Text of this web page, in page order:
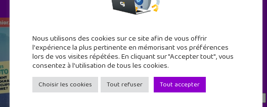
Geek Junior est le premier site de culture
numérique à destination des adolescents.
Nous utilisons des cookies sur ce site afin de vous offrir
l'expérience la plus pertinente en mémorisant vos préférences
lors de vos visites répétées. En cliquant sur "Accepter tout", vous
consentez à l'utilisation de tous les cookies.
Choisir les cookies Tout refuser Tout accepter